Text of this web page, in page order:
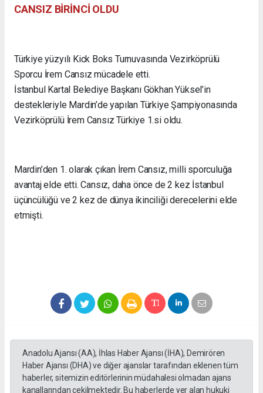
CANSIZ BİRİNCİ OLDU
Türkiye yüzyılı Kick Boks Turnuvasında Vezirköprülü
Sporcu İrem Cansız mücadele etti.
İstanbul Kartal Belediye Başkanı Gökhan Yüksel’in
destekleriyle Mardin’de yapılan Türkiye Şampiyonasında
Vezirköprülü İrem Cansız Türkiye 1.si oldu.
Mardin’den 1. olarak çıkan İrem Cansız, milli sporculuğa
avantaj elde etti. Cansız, daha önce de 2 kez İstanbul
üçüncülüğü ve 2 kez de dünya ikinciliği derecelerini elde
etmişti.
Anadolu Ajansı (AA), İhlas Haber Ajansı (İHA), Demirören
Haber Ajansı (DHA) ve diğer ajanslar tarafından eklenen tüm
haberler, sitemizin editörlerinin müdahalesi olmadan ajans
kanallarından çekilmektedir. Bu haberlerde yer alan hukuki